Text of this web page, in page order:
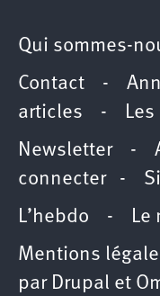
Qui sommes-
Contact -
articles -
Newsletter-
connecter-
L’hebdo - Le
Mentions
par Drupal et